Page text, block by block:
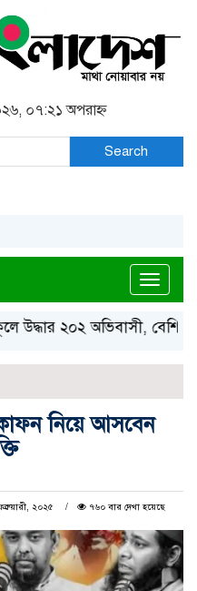
০৭:২১ অপরাহ্ন
Search
২০২ অভিবাসী, বেশিরভাগই
নিয়ে আসবেন
২০২৫ ৭৬০ বার দেখা হয়েছে